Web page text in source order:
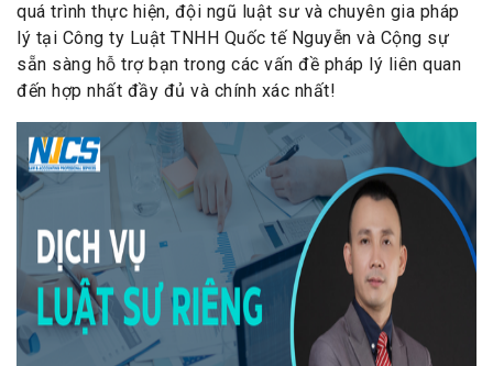
quá trình thực hiện, đội ngũ luật sư và chuyên gia pháp
lý tại Công ty Luật TNHH Quốc tế Nguyễn và Cộng sự
sẵn sàng hỗ trợ bạn trong các vấn đề pháp lý liên quan
đến hợp nhất đầy đủ và chính xác nhất!